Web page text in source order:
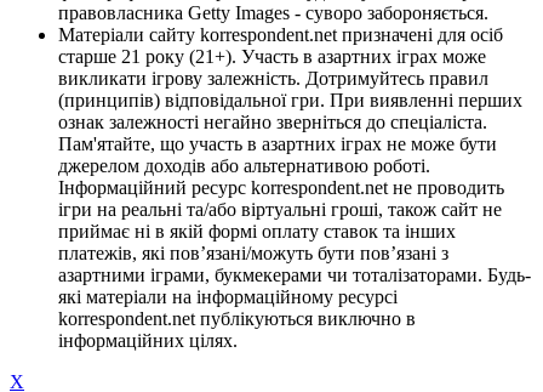
правовласника Getty Images - суворо забороняється.
Матеріали сайту korrespondent.net призначені для осіб
старше 21 року (21+). Участь в азартних іграх може
викликати ігрову залежність. Дотримуйтесь правил
(принципів) відповідальної гри. При виявленні перших
ознак залежності негайно зверніться до спеціаліста.
Пам'ятайте, що участь в азартних іграх не може бути
джерелом доходів або альтернативою роботі.
Інформаційний ресурс korrespondent.net не проводить
ігри на реальні та/або віртуальні гроші, також сайт не
приймає ні в якій формі оплату ставок та інших
платежів, які пов’язані/можуть бути пов’язані з
азартними іграми, букмекерами чи тоталізаторами. Будь-
які матеріали на інформаційному ресурсі
korrespondent.net публікуються виключно в
інформаційних цілях.
X